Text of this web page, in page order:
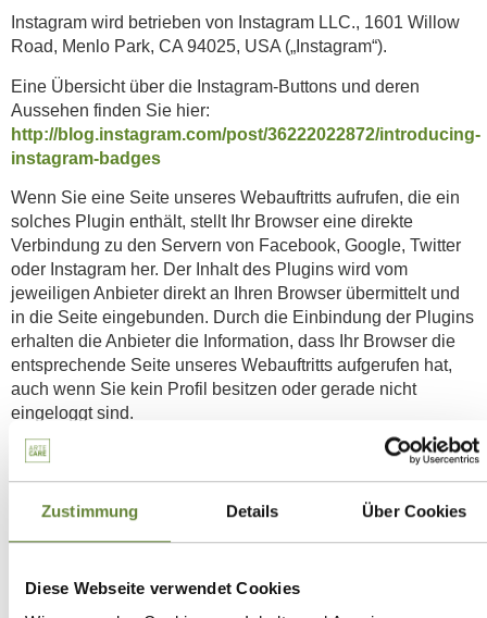
Zustimmung Details Über Cookies
Diese Webseite verwendet Cookies
Instagram wird betrieben von Instagram LLC., 1601 Willow
Road, Menlo Park, CA 94025, USA („Instagram“).
Eine Übersicht über die Instagram-Buttons und deren
Aussehen finden Sie hier:
http://blog.instagram.com/post/36222022872/introducing-
instagram-badges
Wenn Sie eine Seite unseres Webauftritts aufrufen, die ein
solches Plugin enthält, stellt Ihr Browser eine direkte
Verbindung zu den Servern von Facebook, Google, Twitter
oder Instagram her. Der Inhalt des Plugins wird vom
jeweiligen Anbieter direkt an Ihren Browser übermittelt und
in die Seite eingebunden. Durch die Einbindung der Plugins
erhalten die Anbieter die Information, dass Ihr Browser die
entsprechende Seite unseres Webauftritts aufgerufen hat,
auch wenn Sie kein Profil besitzen oder gerade nicht
eingeloggt sind.
Diese Information (einschließlich Ihrer IP-Adresse) wird von
Anbieters in die USA übermittelt und dort gespeichert. Sind
Sie bei einem der Dienste eingeloggt, können die Anbieter
den Besuch unserer Website Ihrem Profil auf Facebook,
Wenn Sie mit den Plugins interagieren, zum Beispiel den